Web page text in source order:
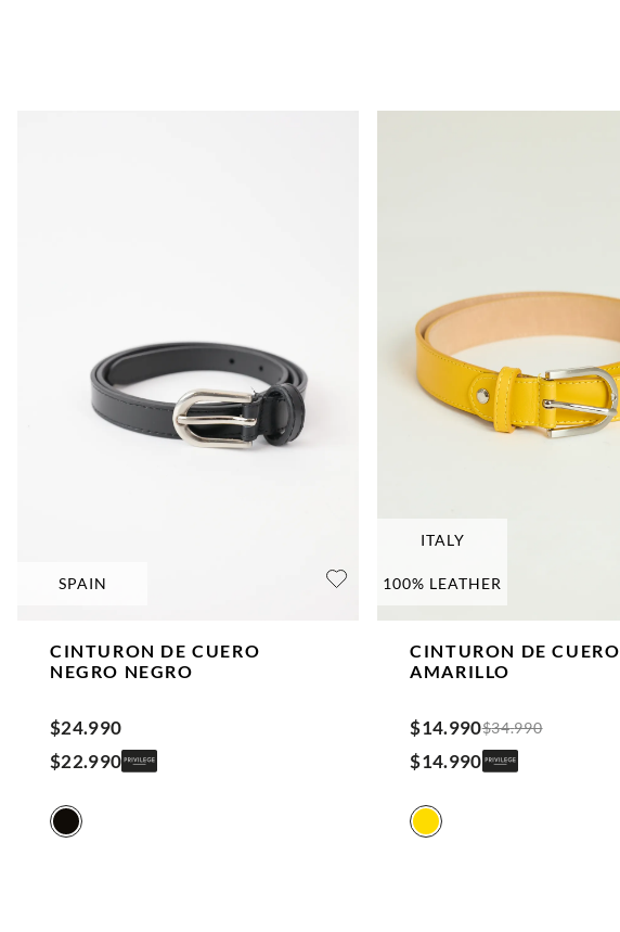
SPAIN
CINTURON DE CUERO
NEGRO NEGRO
$24.990
$22.990
ITALY
100% LEATHER
CINTURON DE CUERO
AMARILLO
$14.990$34.990
$14.990